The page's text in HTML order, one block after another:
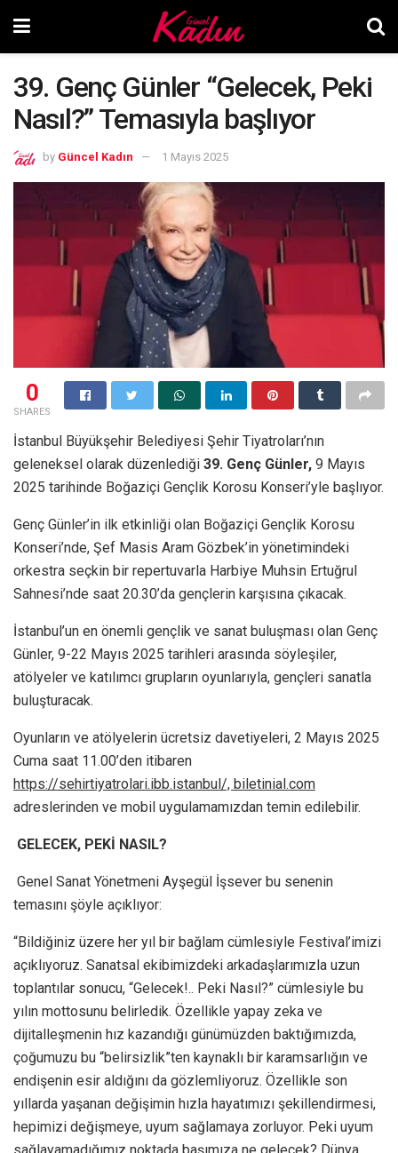
39. Genç Günler “Gelecek, Peki
Nasıl?” Temasıyla başlıyor
by Güncel Kadın 1 Mayıs 2025
0
SHARES
İstanbul Büyükşehir Belediyesi Şehir Tiyatroları’nın
geleneksel olarak düzenlediği 39. Genç Günler, 9 Mayıs
2025 tarihinde Boğaziçi Gençlik Korosu Konseri’yle başlıyor.
Genç Günler’in ilk etkinliği olan Boğaziçi Gençlik Korosu
Konseri’nde, Şef Masis Aram Gözbek’in yönetimindeki
orkestra seçkin bir repertuvarla Harbiye Muhsin Ertuğrul
Sahnesi’nde saat 20.30’da gençlerin karşısına çıkacak.
İstanbul’un en önemli gençlik ve sanat buluşması olan Genç
Günler, 9-22 Mayıs 2025 tarihleri arasında söyleşiler,
atölyeler ve katılımcı grupların oyunlarıyla, gençleri sanatla
buluşturacak.
Oyunların ve atölyelerin ücretsiz davetiyeleri, 2 Mayıs 2025
Cuma saat 11.00’den itibaren
https://sehirtiyatrolari.ibb.istanbul/, biletinial.com
adreslerinden ve mobil uygulamamızdan temin edilebilir.
GELECEK, PEKİ NASIL?
Genel Sanat Yönetmeni Ayşegül İşsever bu senenin
temasını şöyle açıklıyor:
“Bildiğiniz üzere her yıl bir bağlam cümlesiyle Festival’imizi
açıklıyoruz. Sanatsal ekibimizdeki arkadaşlarımızla uzun
toplantılar sonucu, “Gelecek!.. Peki Nasıl?” cümlesiyle bu
yılın mottosunu belirledik. Özellikle yapay zeka ve
dijitalleşmenin hız kazandığı günümüzden baktığımızda,
çoğumuzu bu “belirsizlik”ten kaynaklı bir karamsarlığın ve
endişenin esir aldığını da gözlemliyoruz. Özellikle son
yıllarda yaşanan değişimin hızla hayatımızı şekillendirmesi,
hepimizi değişmeye, uyum sağlamaya zorluyor. Peki uyum